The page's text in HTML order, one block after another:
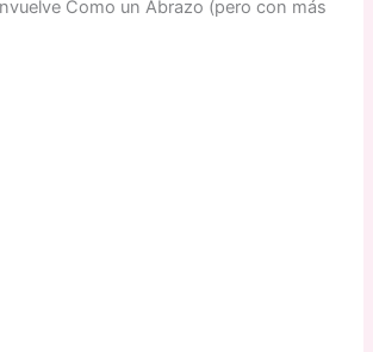
Como un Abrazo (pero con más